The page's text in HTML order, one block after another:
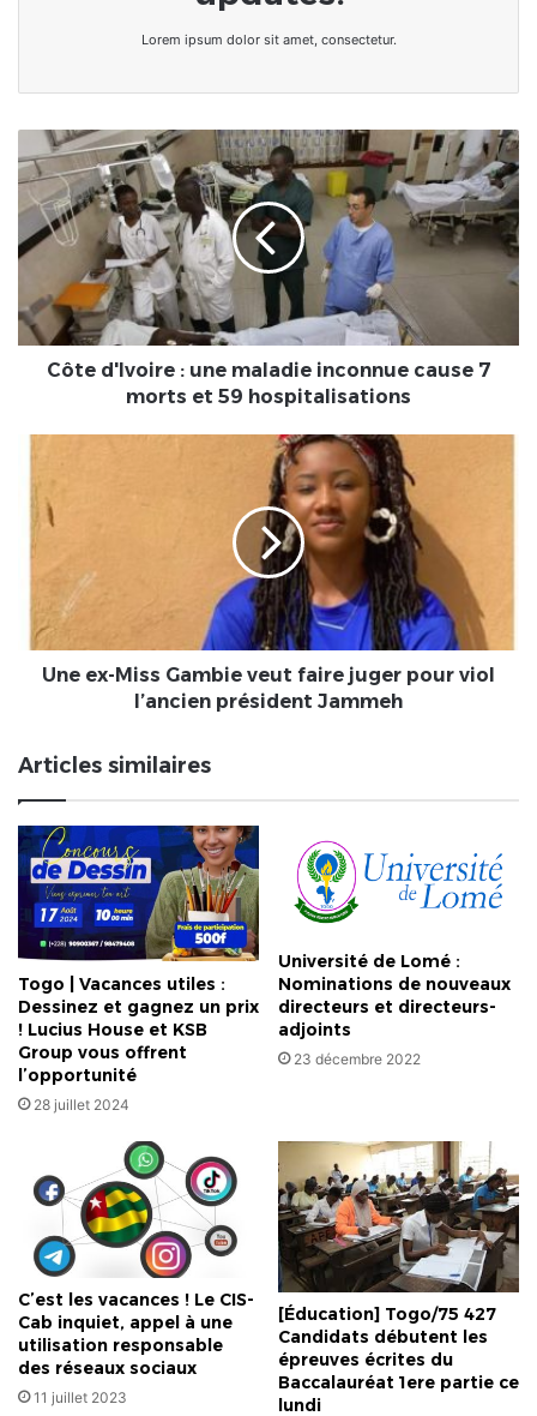
Lorem ipsum dolor sit amet, consectetur.
Côte
d'Ivoire
:
une
maladie
inconnue
cause
7
morts
Côte d'Ivoire : une maladie inconnue cause 7
morts et 59 hospitalisations
Gambie
veut
viol
l’ancienUne ex-Miss Gambie veut faire juger pour viol
l’ancien président Jammeh
Articles similaires
Togo | Vacances utiles :
Dessinez et gagnez un prix
! Lucius House et KSB
Group vous offrent
l’opportunité
28 juillet 2024
Université de Lomé :
Nominations de nouveaux
directeurs et directeurs-
adjoints
23 décembre 2022
C’est les vacances ! Le CIS-
Cab inquiet, appel à une
utilisation responsable
des réseaux sociaux
11 juillet 2023
[Éducation] Togo/75 427
Candidats débutent les
épreuves écrites du
Baccalauréat 1ere partie ce
lundi